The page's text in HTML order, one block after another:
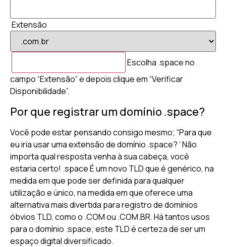
Extensão
Escolha .space no
campo “Extensão” e depois clique em “Verificar
Disponibilidade”.
Por que registrar um domínio .space?
Você pode estar pensando consigo mesmo; “Para que
eu iria usar uma extensão de domínio .space? ‘ Não
importa qual resposta venha à sua cabeça, você
estaria certo! .space É um novo TLD que é genérico, na
medida em que pode ser definida para qualquer
utilização e único, na medida em que oferece uma
alternativa mais divertida para registro de domínios
óbvios TLD, como o .COM ou .COM.BR. Há tantos usos
para o domínio .space; este TLD é certeza de ser um
espaço digital diversificado.